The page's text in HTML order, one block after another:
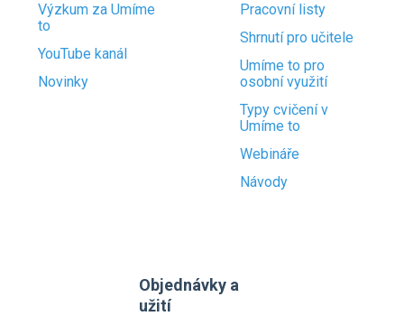
Výzkum za Umíme
to
YouTube kanál
Novinky
Pracovní listy
Shrnutí pro učitele
Umíme to pro
osobní využití
Typy cvičení v
Umíme to
Webináře
Návody
Objednávky a
užití